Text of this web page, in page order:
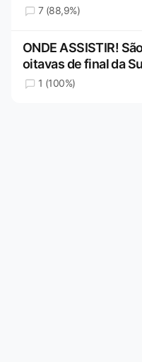
7 (88,9%)
ONDE ASSISTIR!
oitavas de final da
1 (100%)